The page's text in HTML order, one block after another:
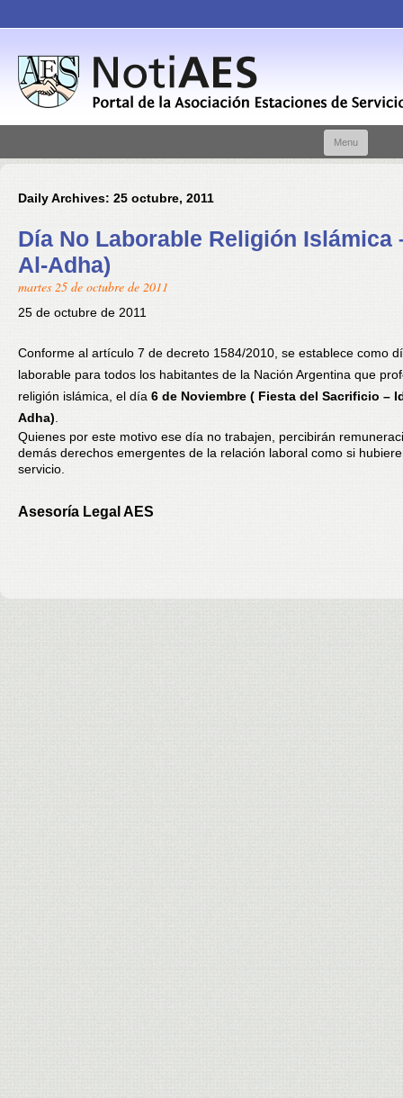
Menu
Daily Archives: 25 octubre, 2011
Día No Laborable Religión Islámica
Al-Adha)
martes 25 de octubre de 2011
25 de octubre de 2011
Conforme al artículo 7 de decreto 1584/2010, se establece como
laborable para todos los habitantes de la Nación Argentina que
religión islámica, el día 6 de Noviembre ( Fiesta del Sacrificio –
Adha)
Quienes por este motivo ese día no trabajen, percibirán
demás derechos emergentes de la relación laboral como si
servicio.
Asesoría Legal AES